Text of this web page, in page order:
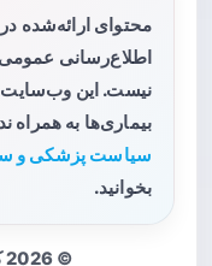
محتوای ارائه‌شده
اطلاع‌رسانی
نیست. این وب‌سایت
بیماری‌ها به همراه
سیاست پزشکی و
بخوانید.
© 2026 کلیه حقوق محفوظ است.